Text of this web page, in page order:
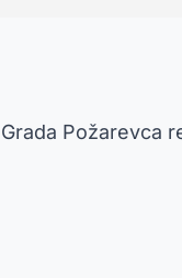
Požarevca